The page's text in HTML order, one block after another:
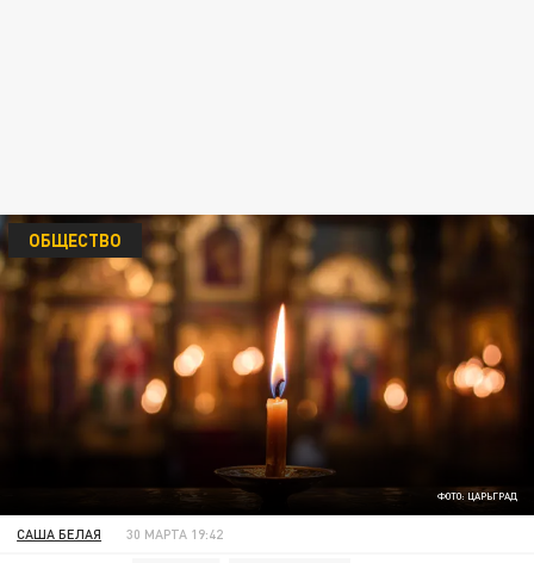
ФОТО: ЦАРЬГРАД
ОБЩЕСТВО
САША БЕЛАЯ 30 МАРТА 19:42